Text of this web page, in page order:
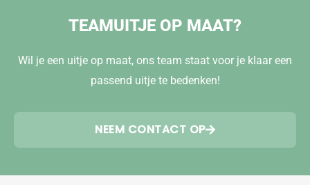
TEAMUITJE OP MAAT?
Wil je een uitje op maat, ons team staat voor je klaar een
passend uitje te bedenken!
NEEM CONTACT OP